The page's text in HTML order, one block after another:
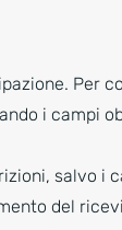
Per
i campi
salvo i
del